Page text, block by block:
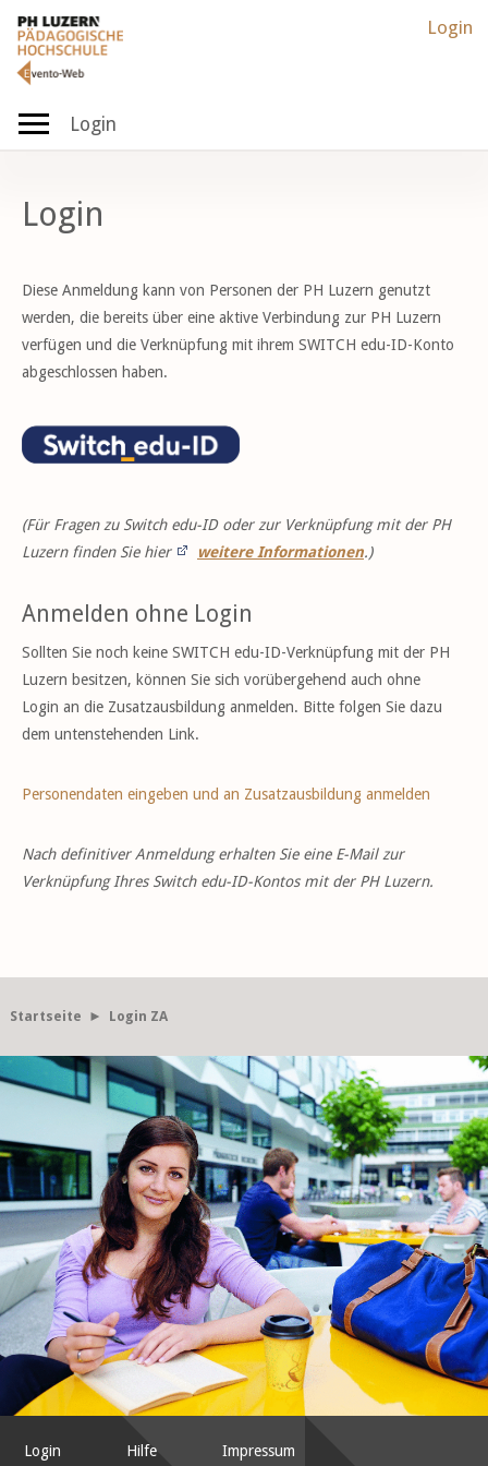
Login
Login
Login
Diese Anmeldung kann von Personen der PH Luzern genutzt
werden, die bereits über eine aktive Verbindung zur PH Luzern
verfügen und die Verknüpfung mit ihrem SWITCH edu-ID-Konto
abgeschlossen haben.
(Für Fragen zu Switch edu-ID oder zur Verknüpfung mit der PH
Luzern finden Sie hier
weitere Informationen.)
Anmelden ohne Login
Sollten Sie noch keine SWITCH edu-ID-Verknüpfung mit der PH
Luzern besitzen, können Sie sich vorübergehend auch ohne
Login an die Zusatzausbildung anmelden. Bitte folgen Sie dazu
dem untenstehenden Link.
Personendaten eingeben und an Zusatzausbildung anmelden
Nach definitiver Anmeldung erhalten Sie eine E-Mail zur
Verknüpfung Ihres Switch edu-ID-Kontos mit der PH Luzern.
Startseite ► Login ZA
Login Hilfe Impressum